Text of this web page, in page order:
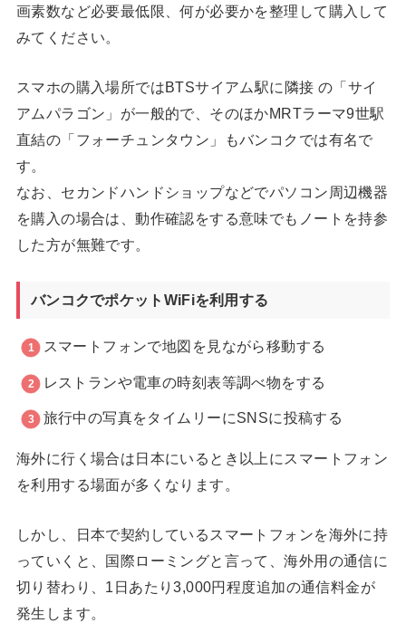
画素数など必要最低限、何が必要かを整理して購入して
みてください。
スマホの購入場所ではBTSサイアム駅に隣接 の「サイ
アムパラゴン」が一般的で、そのほかMRTラーマ9世駅
直結の「フォーチュンタウン」もバンコクでは有名で
す。
なお、セカンドハンドショップなどでパソコン周辺機器
を購入の場合は、動作確認をする意味でもノートを持参
した方が無難です。
バンコクでポケットWiFiを利用する
スマートフォンで地図を見ながら移動する
レストランや電車の時刻表等調べ物をする
旅行中の写真をタイムリーにSNSに投稿する
海外に行く場合は日本にいるとき以上にスマートフォン
を利用する場面が多くなります。
しかし、日本で契約しているスマートフォンを海外に持
っていくと、国際ローミングと言って、海外用の通信に
切り替わり、1日あたり3,000円程度追加の通信料金が
発生します。